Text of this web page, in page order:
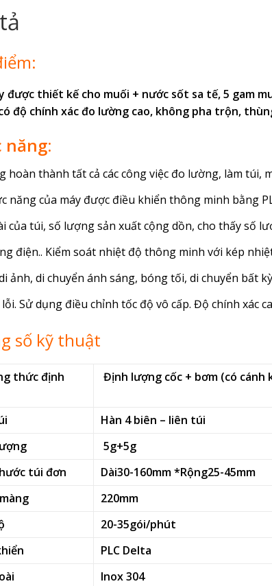
được thiết kế cho muối + nước sốt sa tế, 5 gam
độ chính xác đo lường cao, không pha trộn,
năng:
hoàn thành tất cả các công việc đo lường, làm túi,
năng của máy được điều khiển thông minh bằng
của túi, số lượng sản xuất cộng dồn, cho thấy số
điện.. Kiểm soát nhiệt độ thông minh với kép
ảnh, di chuyển ánh sáng, bóng tối, di chuyển bất
Sử dụng điều chỉnh tốc độ vô cấp. Độ chính xác
số kỹ thuật
thức định
Định lượng cốc + bơm (có cánh
Hàn 4 biên – liên túi
5g+5g
túi đơn
Dài30-160mm *Rộng25-45mm
220mm
20-35gói/phút
PLC Delta
Inox 304